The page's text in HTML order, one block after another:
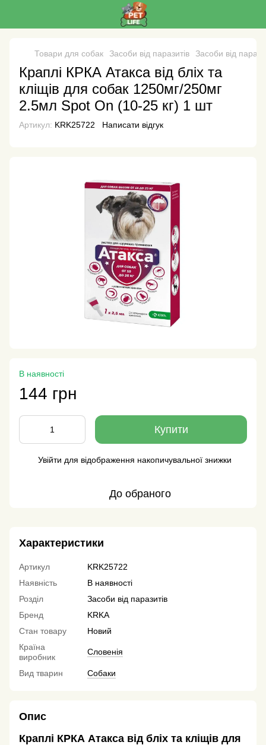
Товари для собак Засоби від паразитів Засоби від
Краплі КРКА Атакса від бліх та
кліщів для собак 1250мг/250мг
2.5мл Spot On (10-25 кг) 1 шт
Артикул: KRK25722 Написати відгук
В наявності
144 грн
Купити
Увійти для відображення накопичувальної знижки
До обраного
Характеристики
Артикул
KRK25722
Наявність
В наявності
Розділ
Засоби від паразитів
Бренд
KRKA
Стан товару
Новий
Країна
виробник
Словенія
Вид тварин Собаки
Опис
Краплі КРКА Атакса від бліх та кліщів для